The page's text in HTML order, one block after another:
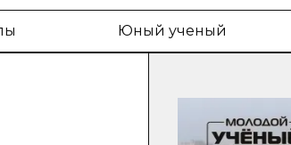
Юный ученый